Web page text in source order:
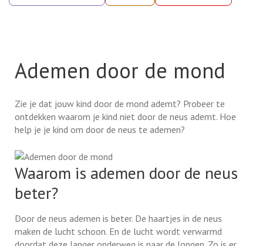
Ademen door de mond
Zie je dat jouw kind door de mond ademt? Probeer te
ontdekken waarom je kind niet door de neus ademt. Hoe
help je je kind om door de neus te ademen?
Waarom is ademen door de neus
beter?
Door de neus ademen is beter. De haartjes in de neus
maken de lucht schoon. En de lucht wordt verwarmd